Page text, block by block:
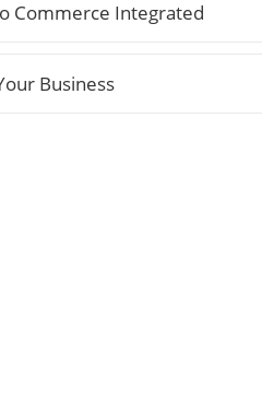
Commerce Integrated
Business